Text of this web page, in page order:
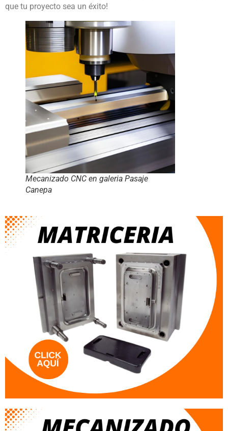
que tu proyecto sea un éxito!
Mecanizado CNC en galeria Pasaje
Canepa